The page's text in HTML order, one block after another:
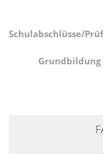
Schulabschlüsse/
Grundbildung